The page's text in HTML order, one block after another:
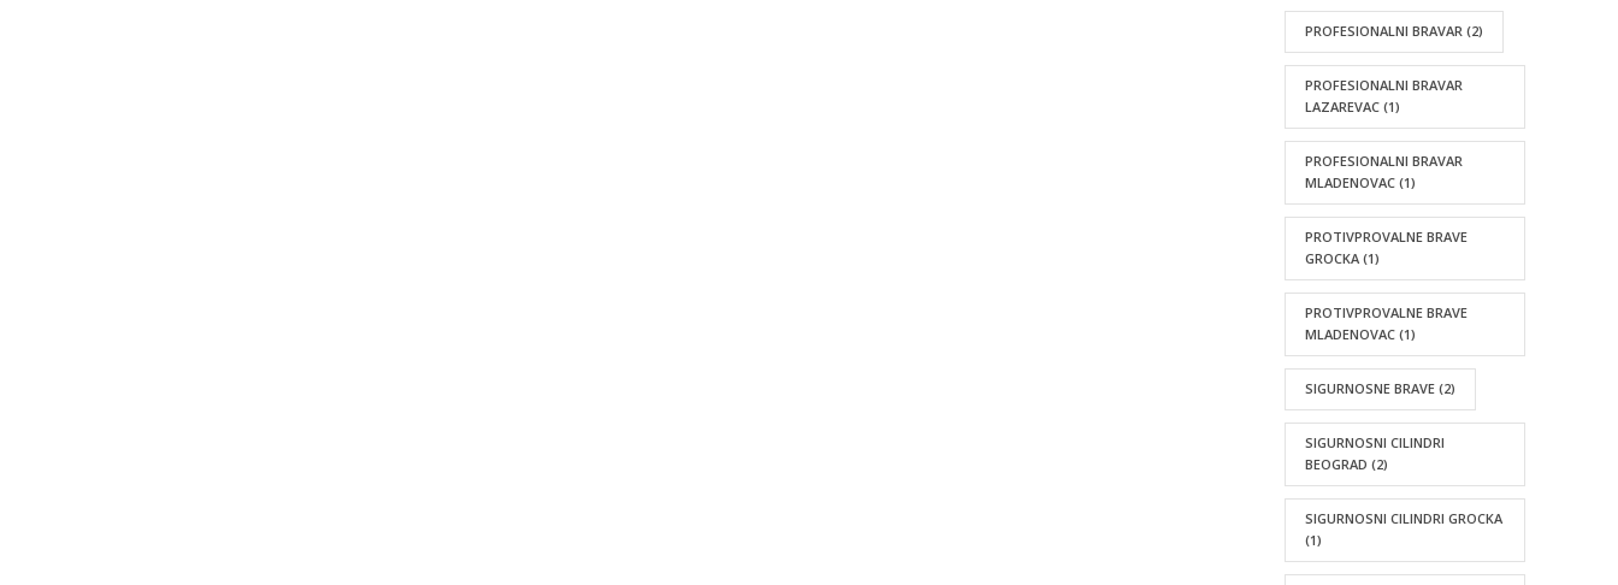
PROFESIONALNI BRAVAR (2)
PROFESIONALNI BRAVAR
LAZAREVAC (1)
PROFESIONALNI BRAVAR
MLADENOVAC (1)
PROTIVPROVALNE BRAVE
GROCKA (1)
PROTIVPROVALNE BRAVE
MLADENOVAC (1)
SIGURNOSNE BRAVE (2)
SIGURNOSNI CILINDRI
BEOGRAD (2)
SIGURNOSNI CILINDRI GROCKA
(1)